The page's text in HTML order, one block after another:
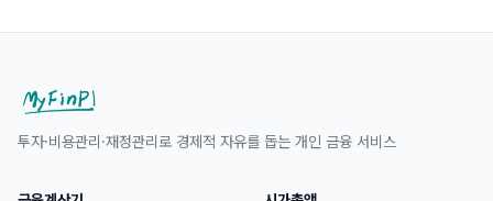
투자·비용관리·재정관리로 경제적 자유를 돕는 개인 금융 서비스